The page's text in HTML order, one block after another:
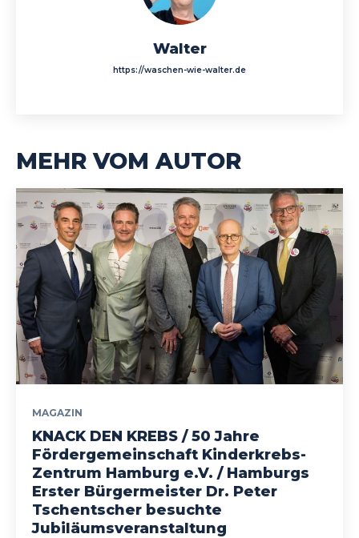
Walter
https://waschen-wie-walter.de
MEHR VOM AUTOR
MAGAZIN
KNACK DEN KREBS / 50 Jahre
Fördergemeinschaft Kinderkrebs-
Zentrum Hamburg e.V. / Hamburgs
Erster Bürgermeister Dr. Peter
Tschentscher besuchte
Jubiläumsveranstaltung